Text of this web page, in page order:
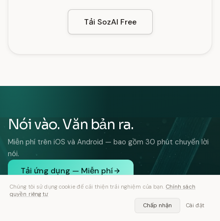
Tải SozAI Free
Nói vào. Văn bản ra.
Miễn phí trên iOS và Android — bao gồm 30 phút chuyển lời
nói.
Tải ứng dụng — Miễn phí
iOS và Android. Miễn phí 30 phút, không cần thẻ.
Chúng tôi sử dụng cookie để cải thiện trải nghiệm của bạn. Chính sách
quyền riêng tư
Chấp nhận
Cài đặt